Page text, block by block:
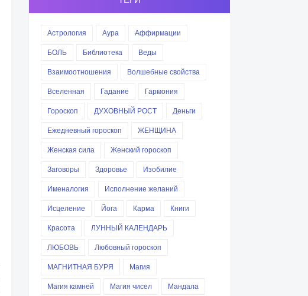
Астрология Аура
Аффирмации
БОЛЬ
Библиотека
Веды
Взаимоотношения
Волшебные свойства
Вселенная
Гадание
Гармония
Гороскоп
ДУХОВНЫЙ РОСТ
Деньги
Ежедневный гороскоп
ЖЕНЩИНА
Женская сила
Женский гороскоп
Заговоры
Здоровье
Изобилие
Именалогия
Исполнение желаний
Исцеление
Йога Карма
Книги
Красота
ЛУННЫЙ КАЛЕНДАРЬ
ЛЮБОВЬ
Любовный гороскоп
МАГНИТНАЯ БУРЯ
Магия
Магия камней
Магия чисел
Мандала